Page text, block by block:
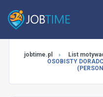
jobtime.pl List
OSOBISTY